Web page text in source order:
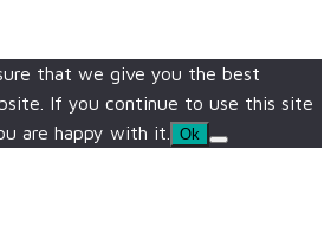
that we give you the best
If you continue to use this site
are happy with it.
Ok